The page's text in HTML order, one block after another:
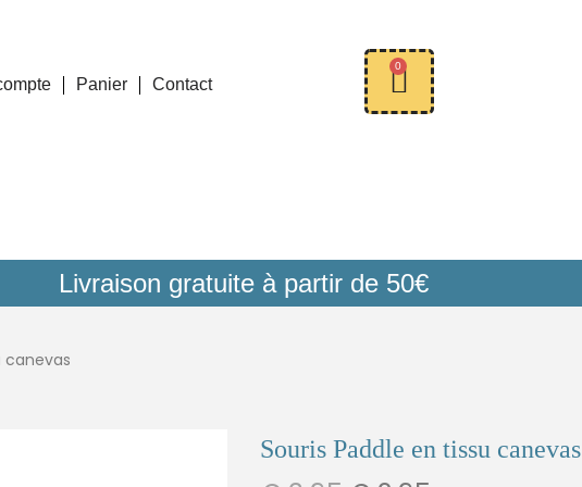
Panier Contact
0
Livraison gratuite à partir de 50€
canevas
Souris Paddle en tissu canevas